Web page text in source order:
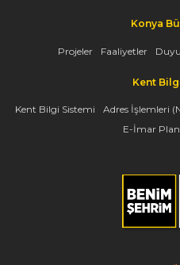
Konya
Projeler Faaliyetler
Kent
Kent Bilgi Sistemi Adres İşlemleri
E-İmar